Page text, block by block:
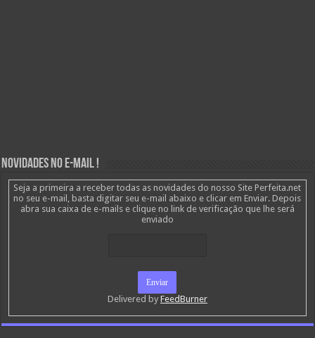
Novidades no E-mail !
Seja a primeira a receber todas as novidades do nosso Site Perfeita.net
no seu e-mail, basta digitar seu e-mail abaixo e clicar em Enviar. Depois
abra sua caixa de e-mails e clique no link de verificação que lhe será
enviado
Delivered by FeedBurner